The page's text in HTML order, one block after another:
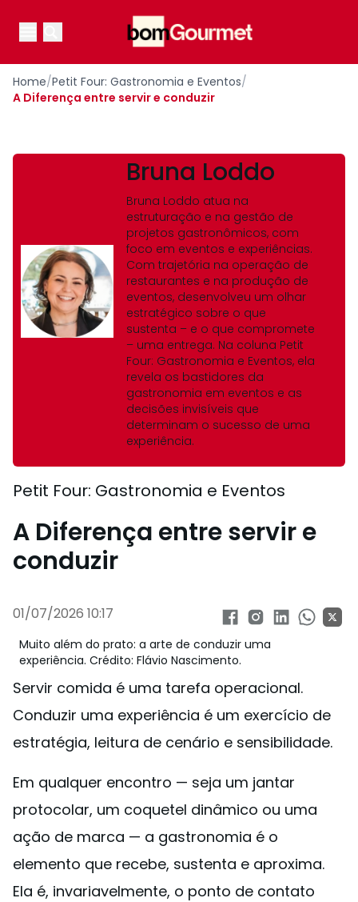
Open main menu
Open main menu
Home/Petit Four: Gastronomia e Eventos/
A Diferença entre servir e conduzir
Bruna Loddo
Bruna Loddo atua na
estruturação e na gestão de
projetos gastronômicos, com
foco em eventos e experiências.
Com trajetória na operação de
restaurantes e na produção de
eventos, desenvolveu um olhar
estratégico sobre o que
sustenta – e o que compromete
– uma entrega. Na coluna Petit
Four: Gastronomia e Eventos, ela
revela os bastidores da
gastronomia em eventos e as
decisões invisíveis que
determinam o sucesso de uma
experiência.
Petit Four: Gastronomia e Eventos
A Diferença entre servir e
conduzir
01/07/2026 10:17
Muito além do prato: a arte de conduzir uma
experiência. Crédito: Flávio Nascimento.
Servir comida é uma tarefa operacional.
Conduzir uma experiência é um exercício de
estratégia, leitura de cenário e sensibilidade.
Em qualquer encontro — seja um jantar
protocolar, um coquetel dinâmico ou uma
ação de marca — a gastronomia é o
elemento que recebe, sustenta e aproxima.
Ela é, invariavelmente, o ponto de contato